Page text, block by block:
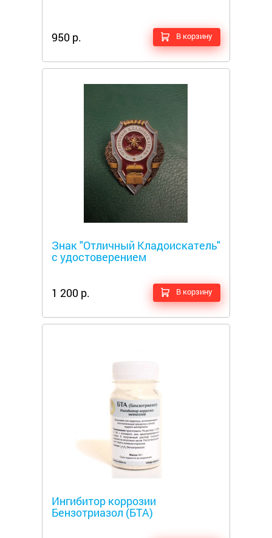
950 р. В корзину
Знак "Отличный Кладоискатель"
с удостоверением
1 200 р. В корзину
Ингибитор коррозии
Бензотриазол (БТА)